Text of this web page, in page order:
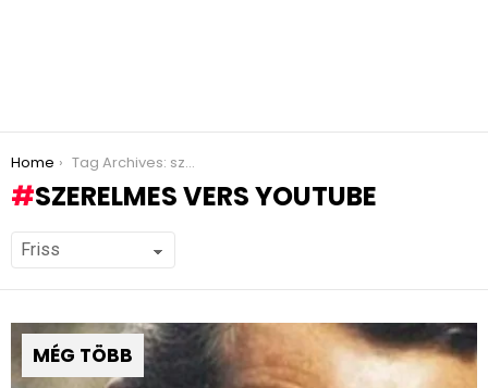
You are here:
Home Tag Archives: szerelmes vers youtube
SZERELMES VERS YOUTUBE
MÉG TÖBB